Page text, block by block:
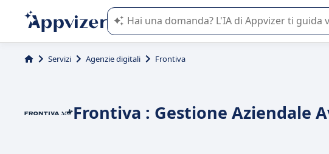
L'IA di Appvizer vi guida nell'utilizzo o nella scelta
Servizi Agenzie digitali Frontiva
Frontiva : Gestione Aziendale